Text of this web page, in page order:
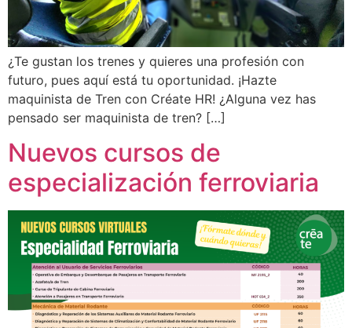
¿Te gustan los trenes y quieres una profesión con
futuro, pues aquí está tu oportunidad. ¡Hazte
maquinista de Tren con Créate HR! ¿Alguna vez has
pensado ser maquinista de tren? […]
Nuevos cursos de
especialización ferroviaria